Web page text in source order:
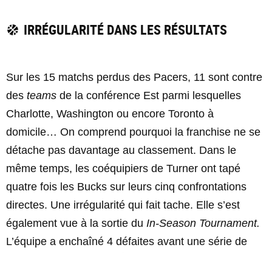
IRRÉGULARITÉ DANS LES RÉSULTATS
Sur les 15 matchs perdus des Pacers, 11 sont contre
des teams de la conférence Est parmi lesquelles
Charlotte, Washington ou encore Toronto à
domicile… On comprend pourquoi la franchise ne se
détache pas davantage au classement. Dans le
même temps, les coéquipiers de Turner ont tapé
quatre fois les Bucks sur leurs cinq confrontations
directes. Une irrégularité qui fait tache. Elle s’est
également vue à la sortie du In-Season Tournament.
L’équipe a enchaîné 4 défaites avant une série de